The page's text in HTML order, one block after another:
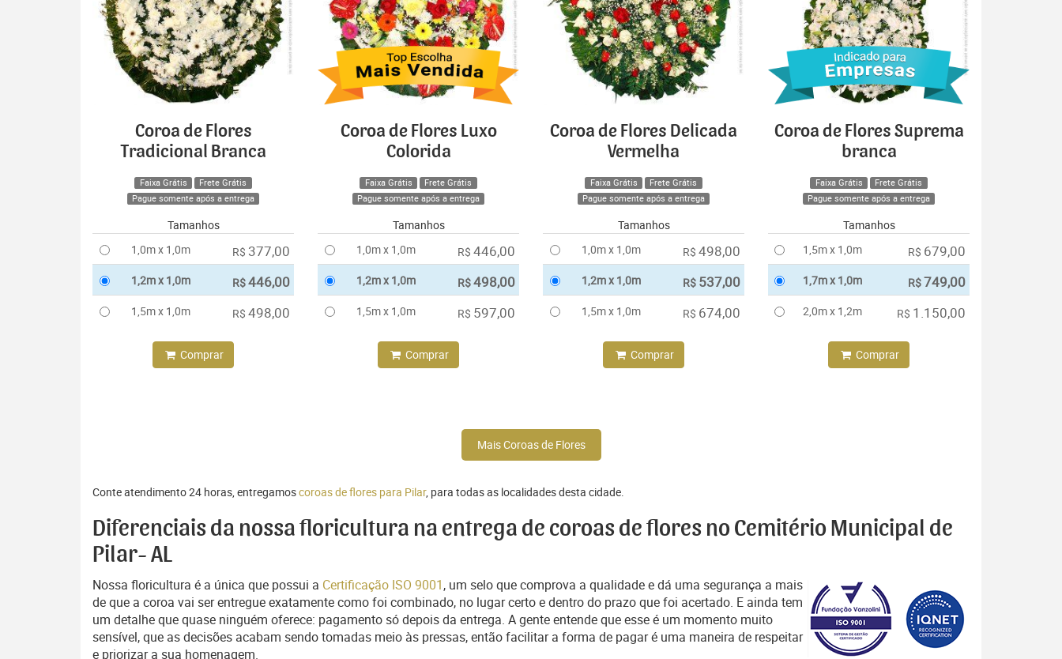
Coroa de Flores
Tradicional Branca
Faixa Grátis
Frete Grátis
Pague somente após a entrega
Tamanhos
1,0m x 1,0m
R$ 377,00
1,2m x 1,0m R$446,00
1,5m x 1,0m R$ 498,00
Comprar
Coroa de Flores Luxo
Colorida
Faixa Grátis
Frete Grátis
Pague somente após a entrega
Tamanhos
1,0m x 1,0m
R$ 446,00
1,2m x 1,0m R$498,00
1,5m x 1,0m R$ 597,00
Comprar
Coroa de Flores Delicada
Vermelha
Faixa Grátis
Frete Grátis
Pague somente após a entrega
Tamanhos
1,0m x 1,0m
R$ 498,00
1,2m x 1,0m R$ 537,00
1,5m x 1,0m R$ 674,00
Comprar
Coroa de Flores Suprema
branca
Faixa Grátis
Frete Grátis
Pague somente após a entrega
Tamanhos
1,5m x 1,0m
R$ 679,00
1,7m x 1,0m R$749,00
2,0m x 1,2m R$ 1.150,00
Comprar
Mais Coroas de Flores
Conte atendimento 24 horas, entregamoscoroas de flores para Pilar, para todas as localidades desta cidade.
Diferenciais da nossa floricultura na entrega de coroas de flores no Cemitério Municipal de
Pilar- AL
Nossa floricultura é a única que possui a Certificação ISO 9001, um selo que comprova a qualidade e dá uma segurança a mais
de que a coroa vai ser entregue exatamente como foi combinado, no lugar certo e dentro do prazo que foi acertado. E ainda tem
um detalhe que quase ninguém oferece: pagamento só depois da entrega. A gente entende que esse é um momento muito
sensível, que as decisões acabam sendo tomadas meio às pressas, então facilitar a forma de pagar é uma maneira de respeitar
e priorizar a sua homenagem.